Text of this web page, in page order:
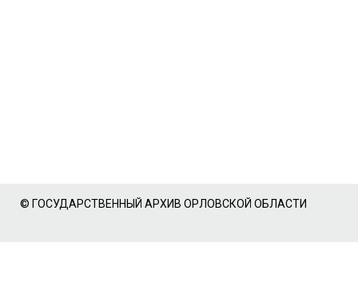
© ГОСУДАРСТВЕННЫЙ АРХИВ ОРЛОВСКОЙ ОБЛАСТИ